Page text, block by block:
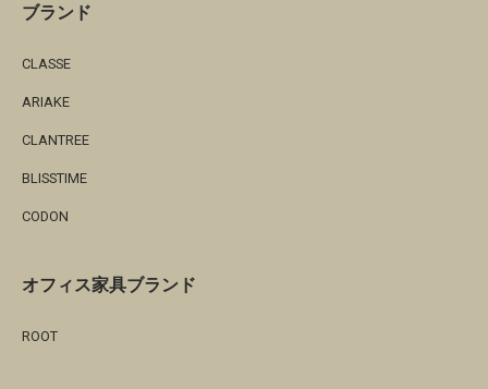
ブランド
CLASSE
ARIAKE
CLANTREE
BLISSTIME
CODON
オフィス家具ブランド
ROOT